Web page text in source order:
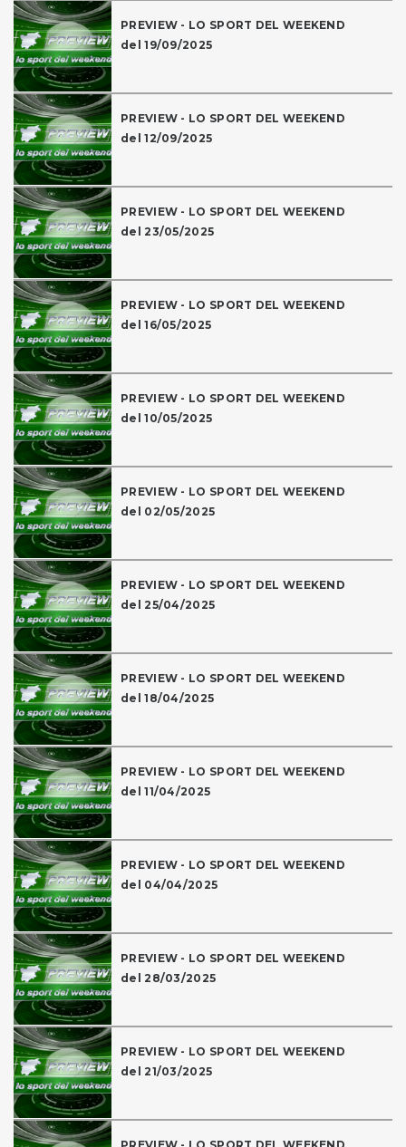
PREVIEW - LO SPORT DEL WEEKEND
del 19/09/2025
PREVIEW - LO SPORT DEL WEEKEND
del 12/09/2025
PREVIEW - LO SPORT DEL WEEKEND
del 23/05/2025
PREVIEW - LO SPORT DEL WEEKEND
del 16/05/2025
PREVIEW - LO SPORT DEL WEEKEND
del 10/05/2025
PREVIEW - LO SPORT DEL WEEKEND
del 02/05/2025
PREVIEW - LO SPORT DEL WEEKEND
del 25/04/2025
PREVIEW - LO SPORT DEL WEEKEND
del 18/04/2025
PREVIEW - LO SPORT DEL WEEKEND
del 11/04/2025
PREVIEW - LO SPORT DEL WEEKEND
del 04/04/2025
PREVIEW - LO SPORT DEL WEEKEND
del 28/03/2025
PREVIEW - LO SPORT DEL WEEKEND
del 21/03/2025